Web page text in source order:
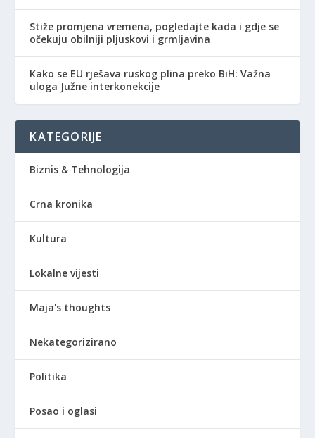
Stiže promjena vremena, pogledajte kada i gdje se
očekuju obilniji pljuskovi i grmljavina
Kako se EU rješava ruskog plina preko BiH: Važna
uloga Južne interkonekcije
KATEGORIJE
Biznis & Tehnologija
Crna kronika
Kultura
Lokalne vijesti
Maja's thoughts
Nekategorizirano
Politika
Posao i oglasi